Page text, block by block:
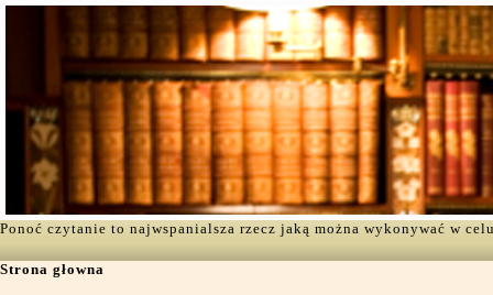
Ponoć czytanie to najwspanialsza rzecz jaką można wykonywać w
Strona głowna